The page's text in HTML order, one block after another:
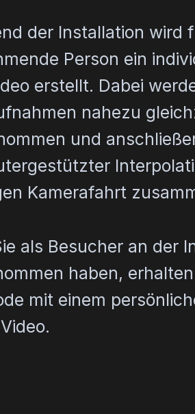
der Installation wird
Person ein
erstellt. Dabei
nahezu
und
Kamerafahrt
als Besucher an der
haben,
mit einem